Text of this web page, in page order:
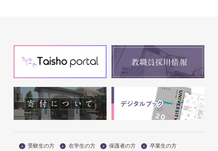
受験生の方 在学生の方 保護者の方
卒業生の方